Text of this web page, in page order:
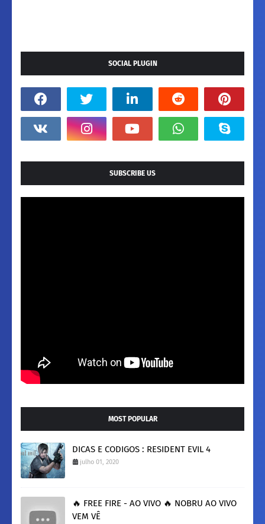
SOCIAL PLUGIN
SUBSCRIBE US
MOST POPULAR
DICAS E CODIGOS : RESIDENT EVIL 4
julho 01, 2020
🔥 FREE FIRE - AO VIVO 🔥 NOBRU AO VIVO
VEM VÊ